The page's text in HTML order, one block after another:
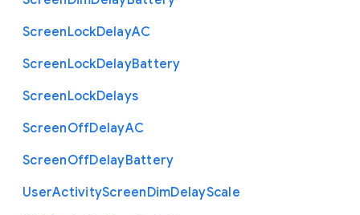
ScreenLockDelayAC
ScreenLockDelayBattery
ScreenLockDelays
ScreenOffDelayAC
ScreenOffDelayBattery
UserActivityScreenDimDelayScale